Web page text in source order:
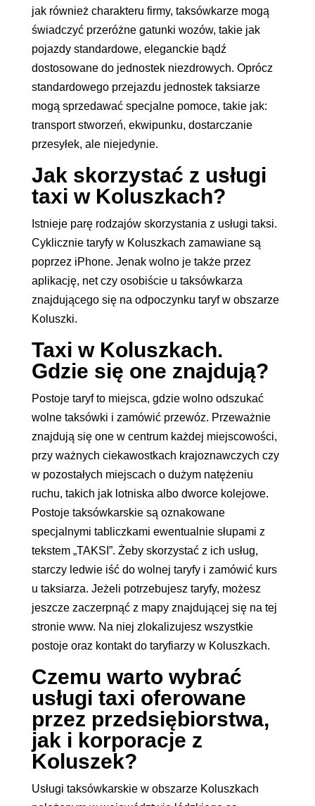
jak również charakteru firmy, taksówkarze mogą
świadczyć przeróżne gatunki wozów, takie jak
pojazdy standardowe, eleganckie bądź
dostosowane do jednostek niezdrowych. Oprócz
standardowego przejazdu jednostek taksiarze
mogą sprzedawać specjalne pomoce, takie jak:
transport stworzeń, ekwipunku, dostarczanie
przesyłek, ale niejedynie.
Jak skorzystać z usługi
taxi w Koluszkach?
Istnieje parę rodzajów skorzystania z usługi taksi.
Cyklicznie taryfy w Koluszkach zamawiane są
poprzez iPhone. Jenak wolno je także przez
aplikację, net czy osobiście u taksówkarza
znajdującego się na odpoczynku taryf w obszarze
Koluszki.
Taxi w Koluszkach.
Gdzie się one znajdują?
Postoje taryf to miejsca, gdzie wolno odszukać
wolne taksówki i zamówić przewóz. Przeważnie
znajdują się one w centrum każdej miejscowości,
przy ważnych ciekawostkach krajoznawczych czy
w pozostałych miejscach o dużym natężeniu
ruchu, takich jak lotniska albo dworce kolejowe.
Postoje taksówkarskie są oznakowane
specjalnymi tabliczkami ewentualnie słupami z
tekstem „TAKSI”. Żeby skorzystać z ich usług,
starczy ledwie iść do wolnej taryfy i zamówić kurs
u taksiarza. Jeżeli potrzebujesz taryfy, możesz
jeszcze zaczerpnąć z mapy znajdującej się na tej
stronie www. Na niej zlokalizujesz wszystkie
postoje oraz kontakt do taryfiarzy w Koluszkach.
Czemu warto wybrać
usługi taxi oferowane
przez przedsiębiorstwa,
jak i korporacje z
Koluszek?
Usługi taksówkarskie w obszarze Koluszkach